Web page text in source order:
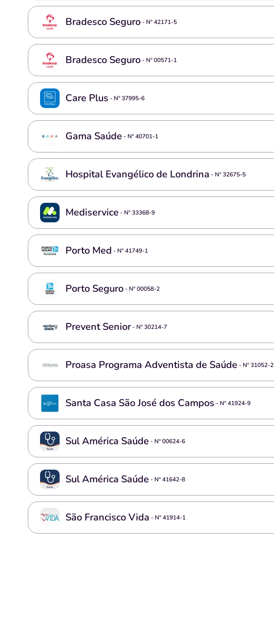
Bradesco Seguro- Nº42171-5
Bradesco Seguro- Nº00571-1
Care Plus - Nº37995-6
Gama Saúde - Nº40701-1
Hospital Evangélico de Londrina - Nº32675-5
Mediservice - Nº33368-9
Porto Med - Nº41749-1
Porto Seguro- Nº00058-2
Prevent Senior- Nº30214-7
Proasa Programa Adventista de Saúde - Nº31052-2
Santa Casa São José dos Campos - Nº41924-9
Sul América Saúde - Nº00624-6
Sul América Saúde - Nº41642-8
São Francisco Vida - Nº41914-1